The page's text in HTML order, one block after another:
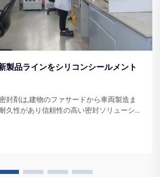
製品ラインをシリコンシールメント
封剤は,建物のファサードから車両製造ま
久性があり信頼性の高い密封ソリューショ